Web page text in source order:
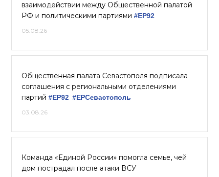
взаимодействии между Общественной палатой
РФ и политическими партиями #ЕР92
05.08.26
Общественная палата Севастополя подписала
соглашения с региональными отделениями
партий #ЕР92 #ЕРСевастополь
03.08.26
Команда «Единой России» помогла семье, чей
дом пострадал после атаки ВСУ